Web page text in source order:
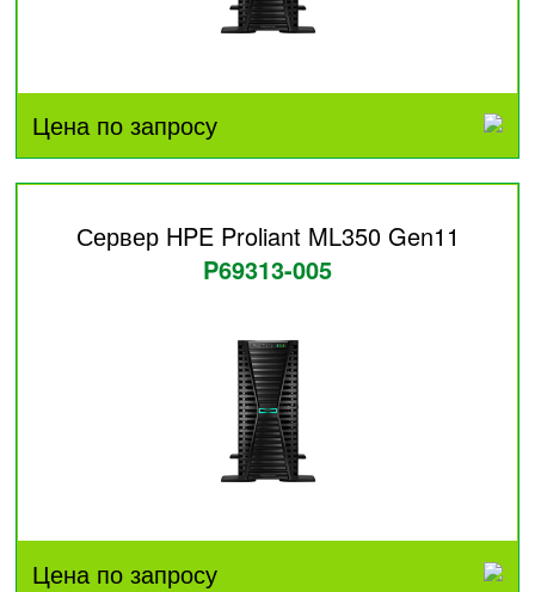
Цена по запросу
Сервер HPE Proliant ML350 Gen11
P69313-005
Цена по запросу